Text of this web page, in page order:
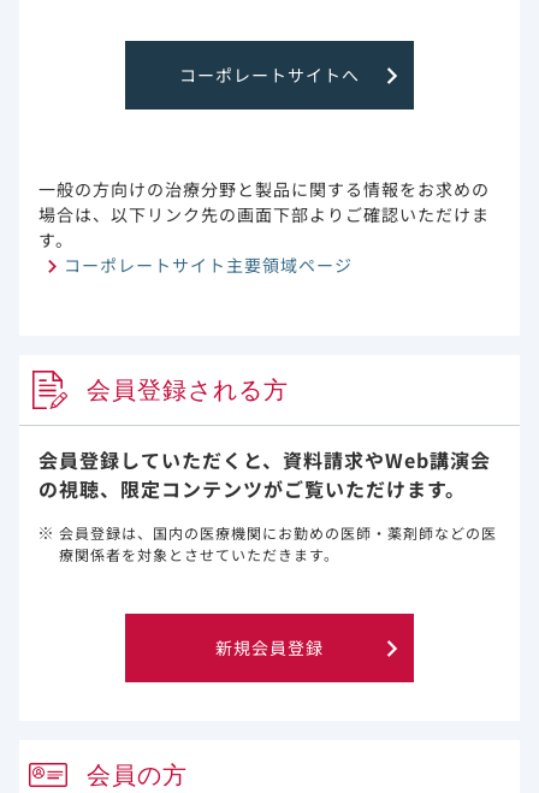
準備するもの
注射用水
（19mL/1バイアル）
輸液バッグ
溶解方法
①バイアルに19mLの注射用水を加えます。
②直ちに30秒間撹拌し、2～3分間静置した後、澄明な溶
液であることを確認します（濃度5mg/mL）。
コーポレートサイトへ
一般の方向けの治療分野と製品に関する情報をお求めの
場合は、以下リンク先の画面下部よりご確認いただけま
す。
コーポレートサイト主要領域ページ
会員登録される方
会員登録していただくと、資料請求やWeb講演会
の視聴、限定コンテンツがご覧いただけます。
会員登録は、国内の医療機関にお勤めの医師・薬剤師などの医
療関係者を対象とさせていただきます。
新規会員登録
会員の方